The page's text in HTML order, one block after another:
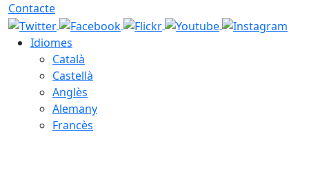
Contacte
Idiomes
Català
Castellà
Anglès
Alemany
Francès